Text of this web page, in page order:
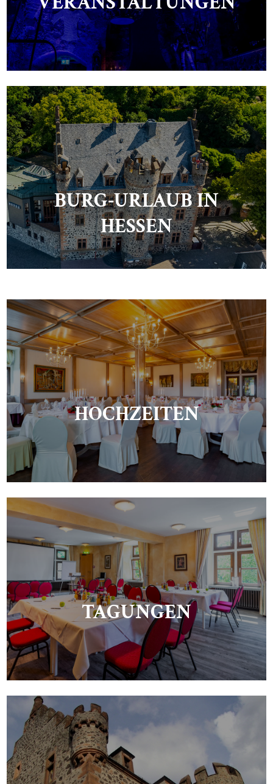
BURG-URLAUB IN
HESSEN
HOCHZEITEN
TAGUNGEN